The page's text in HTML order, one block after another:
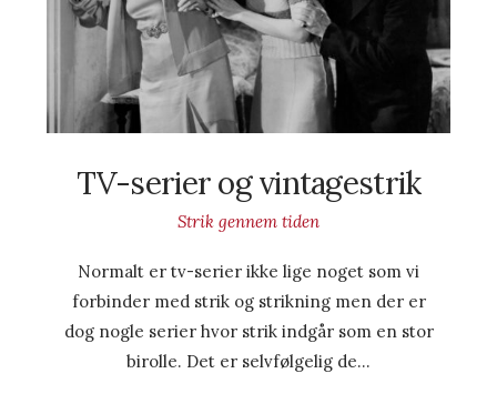
TV-serier og vintagestrik
Strik gennem tiden
Normalt er tv-serier ikke lige noget som vi
forbinder med strik og strikning men der er
dog nogle serier hvor strik indgår som en stor
birolle. Det er selvfølgelig de…